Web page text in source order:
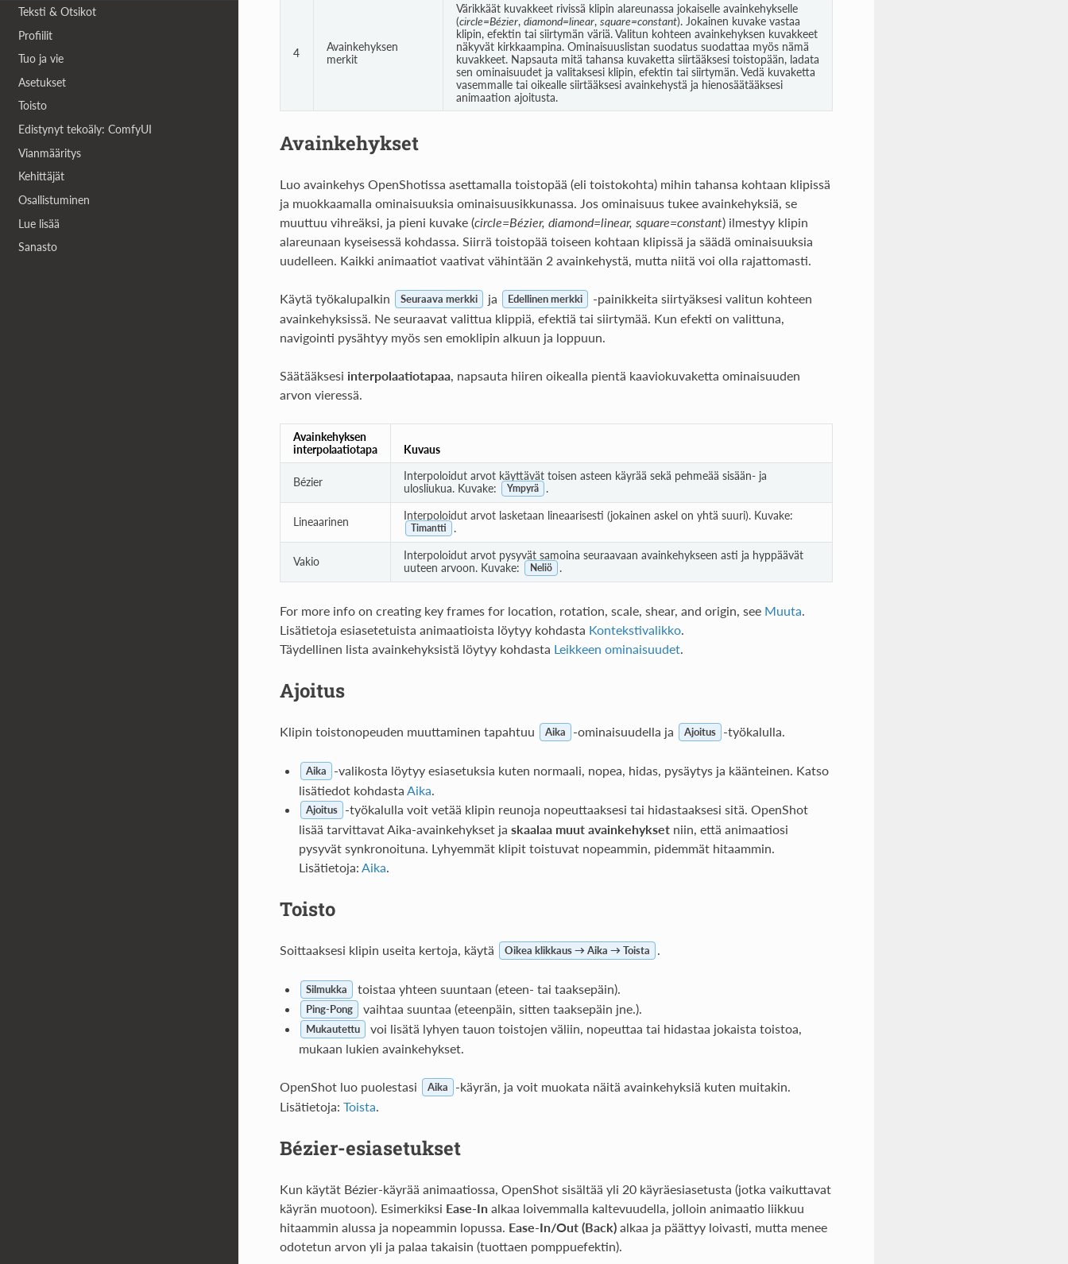
Teksti & Otsikot
Profiilit
Tuo ja vie
Asetukset
Toisto
Edistynyt tekoäly: ComfyUI
Vianmääritys
Kehittäjät
Osallistuminen
Lue lisää
Sanasto
4
Avainkehyksen
merkit
Värikkäät kuvakkeet rivissä klipin alareunassa jokaiselle avainkehykselle
(circle=Bézier, diamond=linear, square=constant). Jokainen kuvake vastaa
klipin, efektin tai siirtymän väriä. Valitun kohteen avainkehyksen kuvakkeet
näkyvät kirkkaampina. Ominaisuuslistan suodatus suodattaa myös nämä
kuvakkeet. Napsauta mitä tahansa kuvaketta siirtääksesi toistopään, ladata
sen ominaisuudet ja valitaksesi klipin, efektin tai siirtymän. Vedä kuvaketta
vasemmalle tai oikealle siirtääksesi avainkehystä ja hienosäätääksesi
animaation ajoitusta.
Avainkehykset
Luo avainkehys OpenShotissa asettamalla toistopää (eli toistokohta) mihin tahansa kohtaan klipissä
ja muokkaamalla ominaisuuksia ominaisuusikkunassa. Jos ominaisuus tukee avainkehyksiä, se
muuttuu vihreäksi, ja pieni kuvake (circle=Bézier, diamond=linear, square=constant) ilmestyy klipin
alareunaan kyseisessä kohdassa. Siirrä toistopää toiseen kohtaan klipissä ja säädä ominaisuuksia
uudelleen. Kaikki animaatiot vaativat vähintään 2 avainkehystä, mutta niitä voi olla rajattomasti.
Käytä työkalupalkin Seuraava merkki ja Edellinen merkki
-painikkeita siirtyäksesi valitun kohteen
avainkehyksissä. Ne seuraavat valittua klippiä, efektiä tai siirtymää. Kun efekti on valittuna,
navigointi pysähtyy myös sen emoklipin alkuun ja loppuun.
Säätääksesi interpolaatiotapaa, napsauta hiiren oikealla pientä kaaviokuvaketta ominaisuuden
arvon vieressä.
Avainkehyksen
interpolaatiotapa
Kuvaus
Bézier
Interpoloidut arvot käyttävät toisen asteen käyrää sekä pehmeää sisään- ja
ulosliukua. Kuvake:
Ympyrä .
Lineaarinen Interpoloidut arvot lasketaan lineaarisesti (jokainen askel on yhtä suuri). Kuvake:
Timantti .
Vakio
Interpoloidut arvot pysyvät samoina seuraavaan avainkehykseen asti ja hyppäävät
uuteen arvoon. Kuvake:
Neliö .
For more info on creating key frames for location, rotation, scale, shear, and origin, see Muuta.
Lisätietoja esiasetetuista animaatioista löytyy kohdasta Kontekstivalikko.
Täydellinen lista avainkehyksistä löytyy kohdasta Leikkeen ominaisuudet.
Ajoitus
Klipin toistonopeuden muuttaminen tapahtuu Aika -ominaisuudella ja Ajoitus -työkalulla.
Aika
-valikosta löytyy esiasetuksia kuten normaali, nopea, hidas, pysäytys ja käänteinen. Katso
lisätiedot kohdasta Aika.
Ajoitus
-työkalulla voit vetää klipin reunoja nopeuttaaksesi tai hidastaaksesi sitä. OpenShot
lisää tarvittavat Aika-avainkehykset ja skaalaa muut avainkehyksetniin, että animaatiosi
pysyvät synkronoituna. Lyhyemmät klipit toistuvat nopeammin, pidemmät hitaammin.
Lisätietoja: Aika.
Toisto
Soittaaksesi klipin useita kertoja, käytä Oikea klikkaus → Aika → Toista .
Silmukka toistaa yhteen suuntaan (eteen- tai taaksepäin).
Ping-Pong vaihtaa suuntaa (eteenpäin, sitten taaksepäin jne.).
Mukautettu
voi lisätä lyhyen tauon toistojen väliin, nopeuttaa tai hidastaa jokaista toistoa,
mukaan lukien avainkehykset.
OpenShot luo puolestasi Aika
-käyrän, ja voit muokata näitä avainkehyksiä kuten muitakin.
Lisätietoja: Toista.
Bézier-esiasetukset
Kun käytät Bézier-käyrää animaatiossa, OpenShot sisältää yli 20 käyräesiasetusta (jotka vaikuttavat
käyrän muotoon). Esimerkiksi Ease-Inalkaa loivemmalla kaltevuudella, jolloin animaatio liikkuu
hitaammin alussa ja nopeammin lopussa. Ease-In/Out (Back)alkaa ja päättyy loivasti, mutta menee
odotetun arvon yli ja palaa takaisin (tuottaen pomppuefektin).